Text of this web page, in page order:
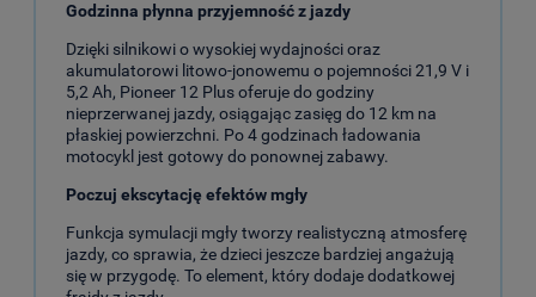
Godzinna płynna przyjemność z jazdy
Dzięki silnikowi o wysokiej wydajności oraz
akumulatorowi litowo-jonowemu o pojemności 21,9 V i
5,2 Ah, Pioneer 12 Plus oferuje do godziny
nieprzerwanej jazdy, osiągając zasięg do 12 km na
płaskiej powierzchni. Po 4 godzinach ładowania
motocykl jest gotowy do ponownej zabawy.
Poczuj ekscytację efektów mgły
Funkcja symulacji mgły tworzy realistyczną atmosferę
jazdy, co sprawia, że dzieci jeszcze bardziej angażują
się w przygodę. To element, który dodaje dodatkowej